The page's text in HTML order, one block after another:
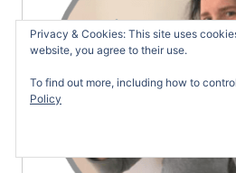
Privacy & Cookies: This site uses
website, you agree to their use.
To find out more, including how to
Policy